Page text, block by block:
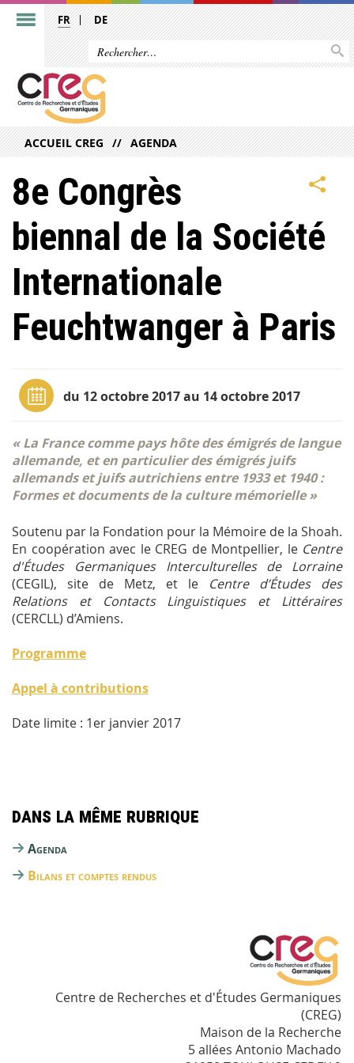
FR DE
ACCUEIL CREG AGENDA
8e Congrès
biennal de la Société
Internationale
Feuchtwanger à Paris
du 12 octobre 2017 au 14 octobre 2017
« La France comme pays hôte des émigrés de langue
allemande, et en particulier des émigrés juifs
allemands et juifs autrichiens entre 1933 et 1940 :
Formes et documents de la culture mémorielle »
Soutenu par la Fondation pour la Mémoire de la Shoah.
En coopération avec le CREG de Montpellier, le Centre
d'Études Germaniques Interculturelles de Lorraine
(CEGIL), site de Metz, et le Centre d’Études des
Relations et Contacts Linguistiques et Littéraires
(CERCLL) d’Amiens.
Programme
Appel à contributions
Date limite : 1er janvier 2017
Dans la même rubrique
Agenda
Bilans et comptes rendus
Centre de Recherches et d'Études Germaniques
(CREG)
Maison de la Recherche
5 allées Antonio Machado